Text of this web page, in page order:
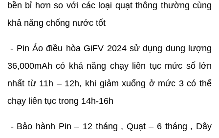
bền bỉ hơn so với các loại quạt thông thường cùng
khả năng chống nước tốt
- Pin Áo điều hòa GiFV 2024 sử dụng dung lượng
36,000mAh có khả năng chạy liên tục mức số lớn
nhất từ 11h – 12h, khi giảm xuống ở mức 3 có thể
chạy liên tục trong 14h-16h
- Bảo hành Pin – 12 tháng , Quạt – 6 tháng , Dây